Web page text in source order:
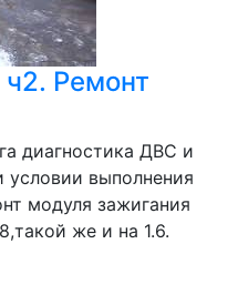
Ремонт
диагностика ДВС и
условии выполнения
модуля зажигания
же и на 1.6.